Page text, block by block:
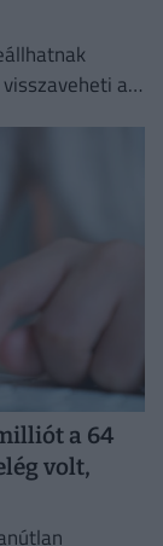
a
a 64
volt,